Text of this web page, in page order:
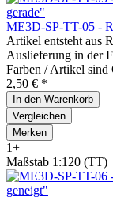
ME3D-SP-TT-05 -
Artikel entsteht aus
Auslieferung in der
Farben / Artikel sind
2,50 € *
In den Warenkorb
Vergleichen
Merken
1+
Maßstab 1:120 (TT)